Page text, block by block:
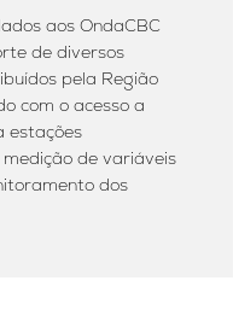
aos OndaCBC
de diversos
pela Região
com o acesso a
estações
de variáveis
dos